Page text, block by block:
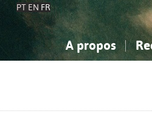
PT EN FR
A propos